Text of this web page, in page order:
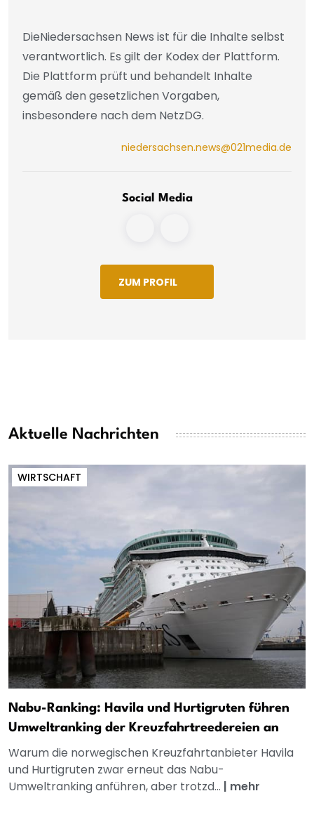
DieNiedersachsen News ist für die Inhalte selbst
verantwortlich. Es gilt der Kodex der Plattform.
Die Plattform prüft und behandelt Inhalte
gemäß den gesetzlichen Vorgaben,
insbesondere nach dem NetzDG.
niedersachsen.news@021media.de
Social Media
ZUM PROFIL
Aktuelle Nachrichten
WIRTSCHAFT
Nabu-Ranking: Havila und Hurtigruten führen
Umweltranking der Kreuzfahrtreedereien an
Warum die norwegischen Kreuzfahrtanbieter Havila
und Hurtigruten zwar erneut das Nabu-
Umweltranking anführen, aber trotzd... | mehr